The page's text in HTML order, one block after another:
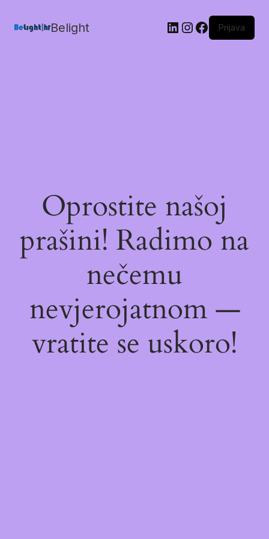
Belight Prijava
Oprostite našoj
prašini! Radimo na
nečemu
nevjerojatnom —
vratite se uskoro!